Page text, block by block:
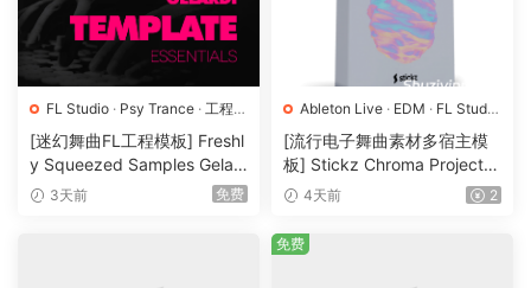
FL Studio · Psy Trance · 工程·
素材
采样
[迷幻舞曲FL工程模板] Freshl
y Squeezed Samples Gelar
di Template Essentials Vol.1
3天前 免费
Ableton Live · EDM · FL Studio
· Logic Pro ·Pop · 工程· 素材
采样
[流行电子舞曲素材多宿主模
板] Stickz Chroma Project Fi
le Expansion（2.53GB）
4天前 2
免费